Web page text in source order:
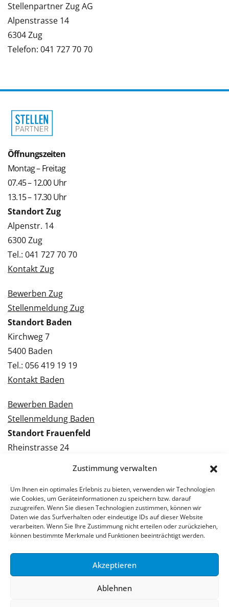
Zustimmung verwalten
Um Ihnen ein optimales Erlebnis zu bieten, verwenden wir Technologien
wie Cookies, um Geräteinformationen zu speichern bzw. darauf
zuzugreifen. Wenn Sie diesen Technologien zustimmen, können wir
Daten wie das Surfverhalten oder eindeutige IDs auf dieser Website
verarbeiten. Wenn Sie Ihre Zustimmung nicht erteilen oder zurückziehen,
können bestimmte Merkmale und Funktionen beeinträchtigt werden.
Akzeptieren
Ablehnen
Stellenpartner Zug AG
Alpenstrasse 14
6304 Zug
Telefon: 041 727 70 70
Öffnungszeiten
Montag – Freitag
07.45 – 12.00 Uhr
13.15 – 17.30 Uhr
Standort Zug
Alpenstr. 14
6300 Zug
Tel.: 041 727 70 70
Kontakt Zug
Bewerben Zug
Stellenmeldung Zug
Standort Baden
Kirchweg 7
5400 Baden
Tel.: 056 419 19 19
Kontakt Baden
Bewerben Baden
Stellenmeldung Baden
Standort Frauenfeld
Rheinstrasse 24
Kontakt Frauenfeld
Bewerben Frauenfeld
Stellenmeldung Frauenfeld
© 2026 Stellenpartner AG
Datenschutzerklärung